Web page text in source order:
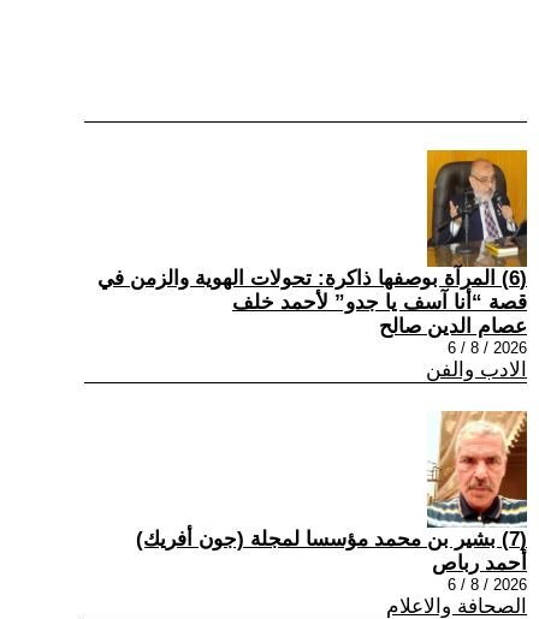
(6) المرآة بوصفها ذاكرة: تحولات الهوية والزمن في
قصة “أنا آسف يا جدو” لأحمد خلف
عصام الدين صالح
2026 / 8 / 6
الادب والفن
(7) بشير بن محمد مؤسسا لمجلة (جون أفريك)
أحمد رباص
2026 / 8 / 6
الصحافة والاعلام